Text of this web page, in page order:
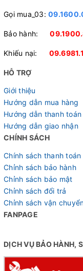
Gọi mua_03:
Bảo hành:
Khiếu nại:
HỖ TRỢ
Giới thiệu
Hướng dẫn mua hàng
Hướng dẫn thanh toán
Hướng dẫn giao nhận
CHÍNH SÁCH
Chính sách thanh toán
Chỉnh sách bảo hành
Chỉnh sách bảo mật
Chỉnh sách đổi trả
Chỉnh sách vận
FANPAGE
DỊCH VỤ BẢO HÀNH,